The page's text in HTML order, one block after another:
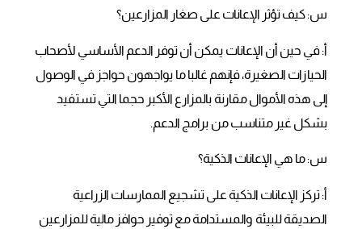
س: كيف تؤثر الإعانات على صغار المزارعين؟
أ: في حين أن الإعانات يمكن أن توفر الدعم الأساسي لأصحاب
الحيازات الصغيرة، فإنهم غالبا ما يواجهون حواجز في الوصول
إلى هذه الأموال مقارنة بالمزارع الأكبر حجما التي تستفيد
بشكل غير متناسب من برامج الدعم.
س: ما هي الإعانات الذكية؟
أ: تركز الإعانات الذكية على تشجيع الممارسات الزراعية
الصديقة للبيئة والمستدامة مع توفير حوافز مالية للمزارعين